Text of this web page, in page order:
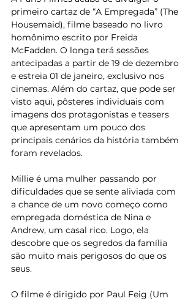
primeiro cartaz de “A Empregada” (The
Housemaid), filme baseado no livro
homônimo escrito por Freida
McFadden. O longa terá sessões
antecipadas a partir de 19 de dezembro
e estreia 01 de janeiro, exclusivo nos
cinemas. Além do cartaz, que pode ser
visto aqui, pôsteres individuais com
imagens dos protagonistas e teasers
que apresentam um pouco dos
principais cenários da história também
foram revelados.
Millie é uma mulher passando por
dificuldades que se sente aliviada com
a chance de um novo começo como
empregada doméstica de Nina e
Andrew, um casal rico. Logo, ela
descobre que os segredos da família
são muito mais perigosos do que os
seus.
O filme é dirigido por Paul Feig (Um